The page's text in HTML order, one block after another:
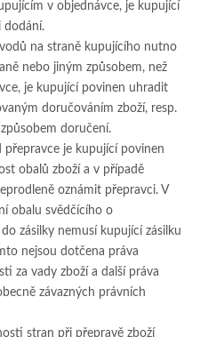
v objednávce, je kupující
dodání.
na straně kupujícího nutno
nebo jiným způsobem, než
je kupující povinen uhradit
doručováním zboží, resp.
doručení.
přepravce je kupující povinen
obalů zboží a v případě
oznámit přepravci. V
obalu svědčícího o
zásilky nemusí kupující zásilku
nejsou dotčena práva
za vady zboží a další práva
závazných právních
stran při přepravě zboží